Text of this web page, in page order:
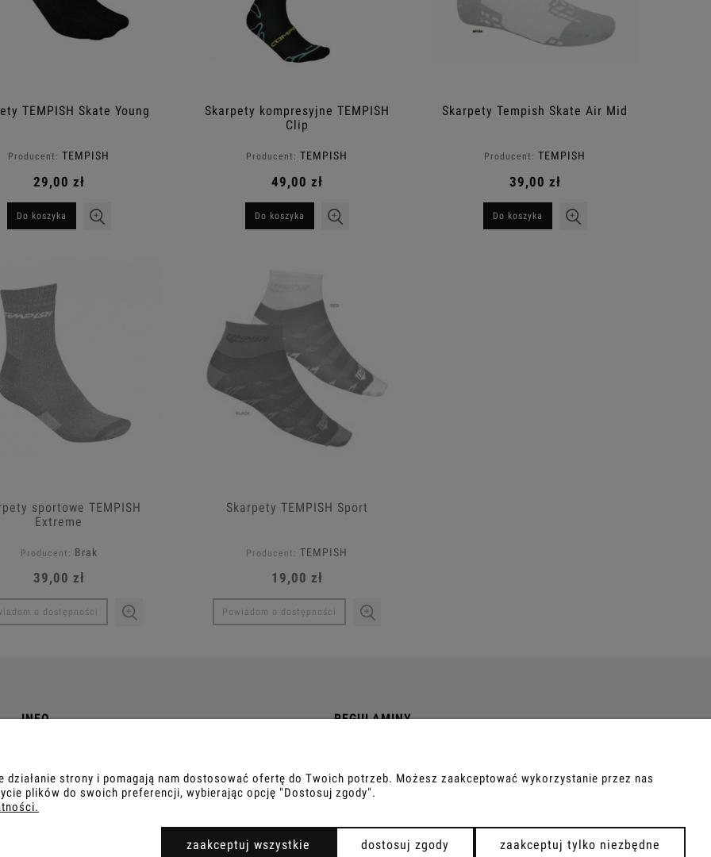
TEMPISH Skate Young
Producent: TEMPISH
29,00 zł
Do koszyka
Skarpety kompresyjne TEMPISH
Clip
Producent: TEMPISH
49,00 zł
Do koszyka
Skarpety Tempish Skate Air Mid
Producent: TEMPISH
39,00 zł
Do koszyka
sportowe TEMPISH
Extreme
Producent: Brak
39,00 zł
o dostępności
Skarpety TEMPISH Sport
Producent: TEMPISH
19,00 zł
Powiadom o dostępności
INFO
Kontakt
REGULAMINY
Polityka Prywatności
strony i pomagają nam dostosować ofertę do Twoich potrzeb. Możesz zaakceptować wykorzystanie przez nas
plików do swoich preferencji, wybierając opcję "Dostosuj zgody".
zaakceptuj tylko niezbędne
dostosuj zgody
zaakceptuj wszystkie